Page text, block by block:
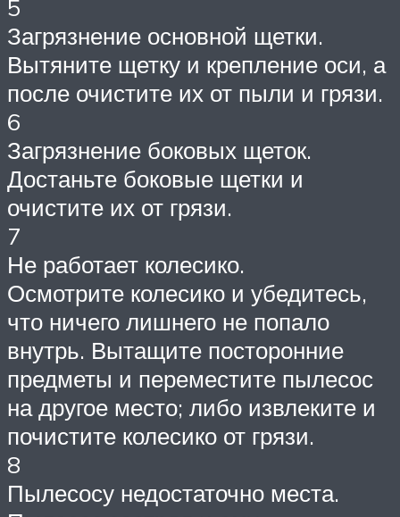
5
Загрязнение основной щетки.
Вытяните щетку и крепление оси, а
после очистите их от пыли и грязи.
6
Загрязнение боковых щеток.
Достаньте боковые щетки и
очистите их от грязи.
7
Не работает колесико.
Осмотрите колесико и убедитесь,
что ничего лишнего не попало
внутрь. Вытащите посторонние
предметы и переместите пылесос
на другое место; либо извлеките и
почистите колесико от грязи.
8
Пылесосу недостаточно места.